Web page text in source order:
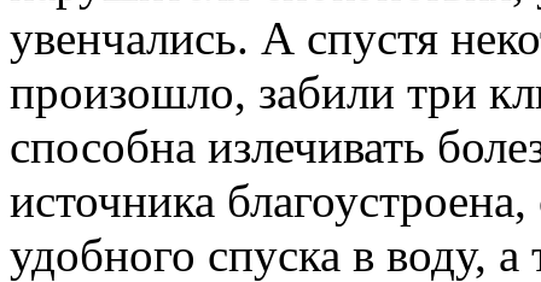
увенчались. А спустя
произошло, забили три
способна излечивать
источника
удобного спуска в воду,